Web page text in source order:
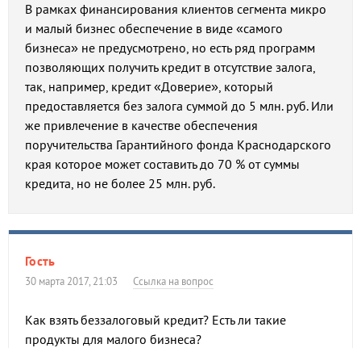
В рамках финансирования клиентов сегмента микро
и малый бизнес обеспечение в виде «самого
бизнеса» не предусмотрено, но есть ряд программ
позволяющих получить кредит в отсутствие залога,
так, например, кредит «Доверие», который
предоставляется без залога суммой до 5 млн. руб. Или
же привлечение в качестве обеспечения
поручительства Гарантийного фонда Краснодарского
края которое может составить до 70 % от суммы
кредита, но не более 25 млн. руб.
Гость
30 марта 2017, 21:03 Ссылка на вопрос
Как взять беззалоговый кредит? Есть ли такие
продукты для малого бизнеса?